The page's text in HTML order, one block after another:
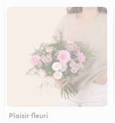
Plaisir fleuri